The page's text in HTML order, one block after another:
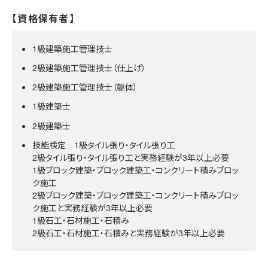
【資格保有者】
1級建築施工管理技士
2級建築施工管理技士（仕上げ）
2級建築施工管理技士（躯体）
1級建築士
2級建築士
技能検定 1級タイル張り・タイル張り工
2級タイル張り・タイル張り工と実務経験が3年以上必要
1級ブロック建築・ブロック建築工・コンクリート積みブロッ
ク施工
2級ブロック建築・ブロック建築工・コンクリート積みブロッ
ク施工と実務経験が3年以上必要
1級石工・石材施工・石積み
2級石工・石材施工・石積みと実務経験が3年以上必要